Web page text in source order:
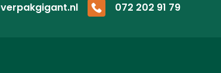
072 202 91 79